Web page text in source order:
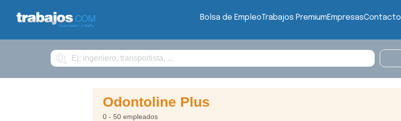
Bolsa de EmpleoTrabajos PremiumEmpresasContacto
Buscar
Odontoline Plus
0 - 50 empleados